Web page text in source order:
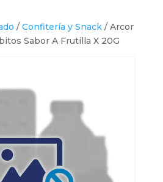
/ Confitería y Snack/ Arcor
Sabor A Frutilla X 20G